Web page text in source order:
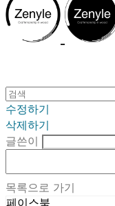
수정하기
삭제하기
글쓴이
목록으로 가기
페이스북